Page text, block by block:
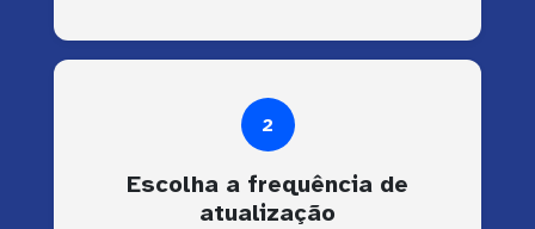
2
Escolha a frequência de
atualização